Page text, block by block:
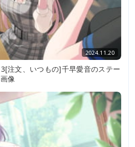
2024.11.20
注文、いつもの]千早愛音のステー
像